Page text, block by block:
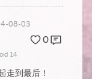
08-03
0
14
走到最后！